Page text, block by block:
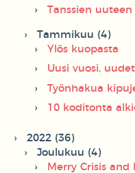
Tanssien
Tammikuu (4)
Ylös kuopasta
Uusi vuosi,
Työnhakua
10 koditonta
2022 (36)
Joulukuu (4)
Merry Crisis and